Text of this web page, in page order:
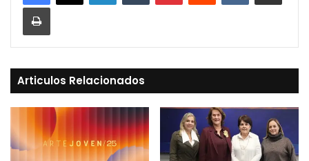
Print
Articulos Relacionados